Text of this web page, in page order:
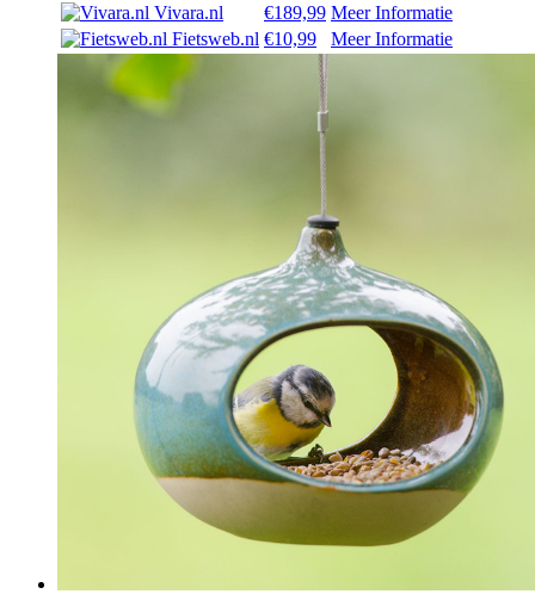
Vivara.nl
€189,99 Meer Informatie
Fietsweb.nl €10,99 Meer Informatie